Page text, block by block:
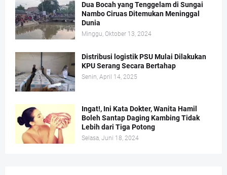
Dua Bocah yang Tenggelam di Sungai
Nambo Ciruas Ditemukan Meninggal
Dunia
Minggu, Oktober 13, 2024
Distribusi logistik PSU Mulai Dilakukan
KPU Serang Secara Bertahap
Senin, April 14, 2025
Ingat!, Ini Kata Dokter, Wanita Hamil
Boleh Santap Daging Kambing Tidak
Lebih dari Tiga Potong
Selasa, Juni 18, 2024